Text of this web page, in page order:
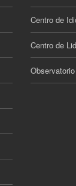
Centro de
Centro de